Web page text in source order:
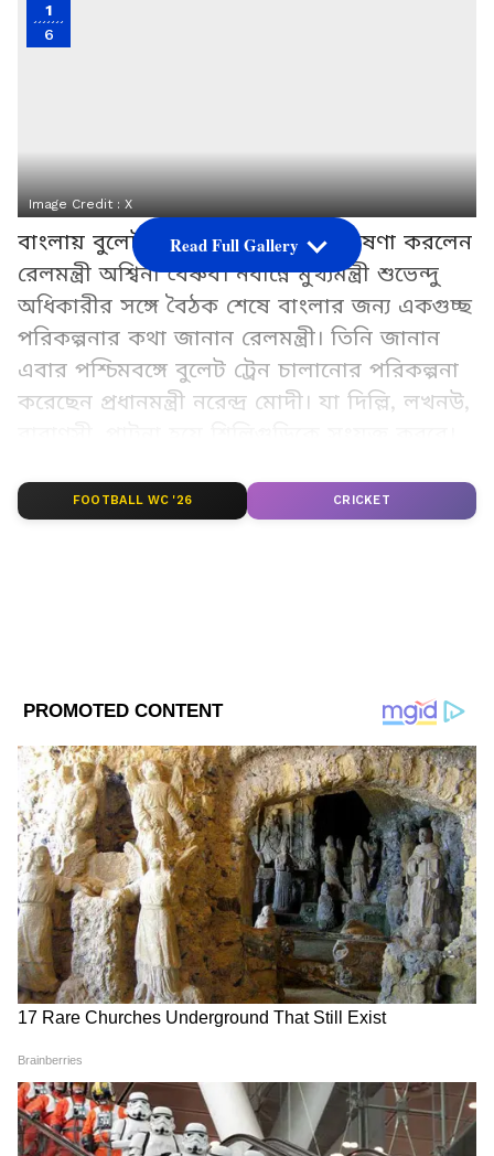
1
6
Image Credit :X
বাংলায় বুলেট ট্রেন চালানোর কথা ঘোষণা করলেন
রেলমন্ত্রী অশ্বিনী বৈষ্ণব। নবান্নে মুখ্যমন্ত্রী শুভেন্দু
অধিকারীর সঙ্গে বৈঠক শেষে বাংলার জন্য একগুচ্ছ
পরিকল্পনার কথা জানান রেলমন্ত্রী। তিনি জানান
এবার পশ্চিমবঙ্গে বুলেট ট্রেন চালানোর পরিকল্পনা
করেছেন প্রধানমন্ত্রী নরেন্দ্র মোদী। যা দিল্লি, লখনউ,
Add Asianetnews Bangla as a Preferred
Source
Image Credit :X
আর এই প্রকল্প বাস্তবায়িত হলে দিল্লি থেকে
শিলিগুড়ি পৌঁছে যাওয়া যাবে মাত্র ৬ ঘন্টায়।
রেলমন্ত্রী অশ্বিনী বৈষ্ণব স্পষ্ট করেছেন যে এই
প্রস্তাবিত বুলেট ট্রেন করিডোরটি কেবল দিল্লি এবং
শিলিগুড়িকেই সংযুক্ত করবে না, বরং উত্তর প্রদেশ
এবং বিহারের বেশিরভাগ প্রধান শহরকেও অন্তর্ভুক্ত
করবে।
Read Full Gallery
FOOTBALL WC '26 CRICKET